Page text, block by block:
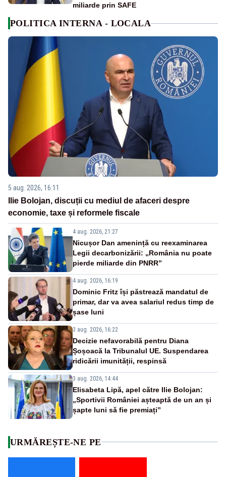
miliarde prin SAFE
POLITICA INTERNA - LOCALA
5 aug. 2026, 16:11
Ilie Bolojan, discuții cu mediul de afaceri despre
economie, taxe și reformele fiscale
4 aug. 2026, 21:27
Nicușor Dan amenință cu reexaminarea
Legii decarbonizării: „România nu poate
pierde miliarde din PNRR”
4 aug. 2026, 16:19
Dominic Fritz își păstrează mandatul de
primar, dar va avea salariul redus timp de
șase luni
3 aug. 2026, 16:22
Decizie nefavorabilă pentru Diana
Șoșoacă la Tribunalul UE. Suspendarea
ridicării imunității, respinsă
3 aug. 2026, 14:44
Elisabeta Lipă, apel către Ilie Bolojan:
„Sportivii României așteaptă de un an și
șapte luni să fie premiați”
URMĂREȘTE-NE PE